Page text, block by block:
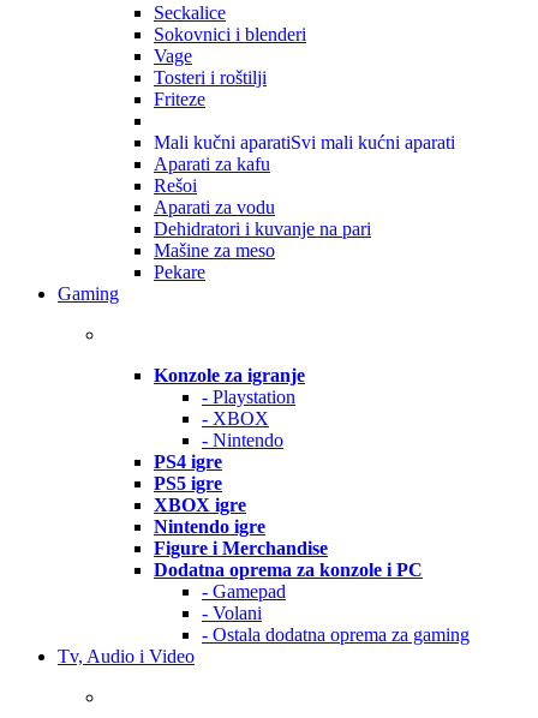
Seckalice
Sokovnici i blenderi
Vage
Tosteri i roštilji
Friteze
Mali kučni aparatiSvi mali kućni aparati
Aparati za kafu
Rešoi
Aparati za vodu
Dehidratori i kuvanje na pari
Mašine za meso
Pekare
Gaming
Konzole za igranje
- Playstation
- XBOX
- Nintendo
PS4 igre
PS5 igre
XBOX igre
Nintendo igre
Figure i Merchandise
Dodatna oprema za konzole i PC
- Gamepad
- Volani
- Ostala dodatna oprema za gaming
Tv, Audio i Video